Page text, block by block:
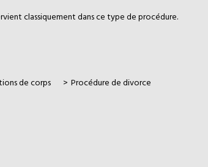
classiquement dans ce type de procédure.
de corps Procédure de divorce